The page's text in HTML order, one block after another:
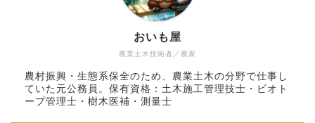
農業土木技術者／農家
おいも屋
農村振興・生態系保全のため、農業土木の分野で仕事し
ていた元公務員。保有資格：土木施工管理技士・ビオト
ープ管理士・樹木医補・測量士